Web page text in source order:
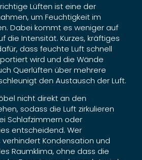
Lüften ist eine der
um Feuchtigkeit im
Dabei kommt es weniger auf
die Intensität. Kurzes, kräftiges
dass feuchte Luft schnell
wird und die Wände
Querlüften über mehrere
den Austausch der Luft.
nicht direkt an den
sodass die Luft zirkulieren
Schlafzimmern oder
entscheidend. Wer
Kondensation und
Raumklima, ohne dass die